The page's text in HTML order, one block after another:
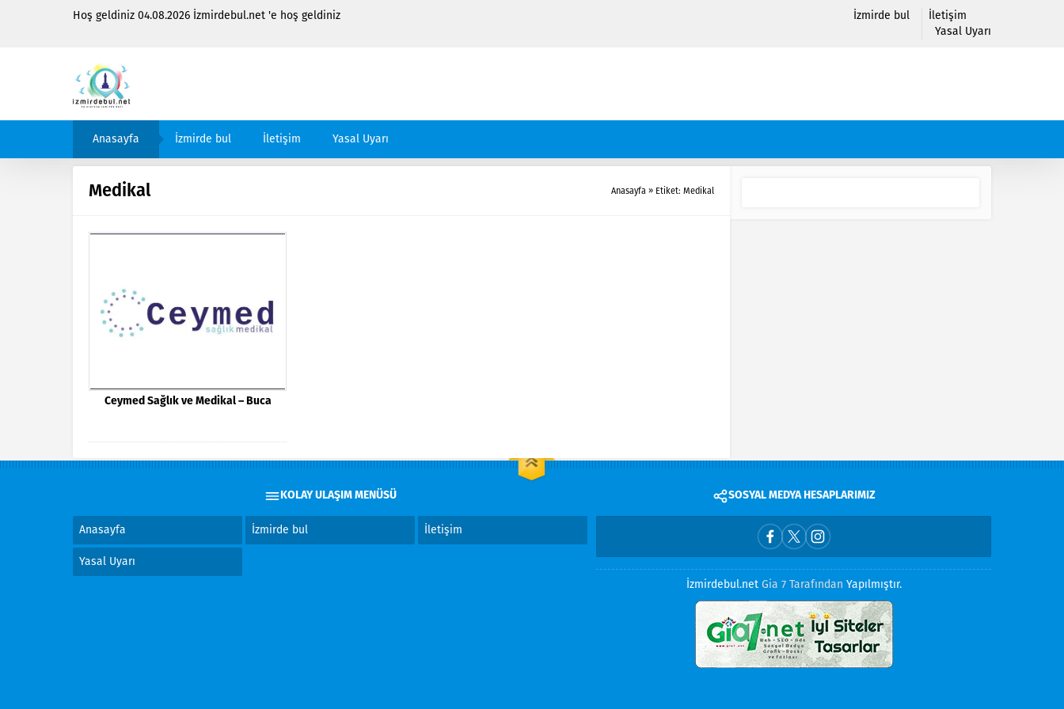
Hoş geldiniz 04.08.2026 İzmirdebul.net 'e hoş geldiniz İzmirde bul
İletişim
Yasal Uyarı
Anasayfa İzmirde bul İletişim Yasal Uyarı
Medikal Anasayfa » Etiket: Medikal
Ceymed Sağlık ve Medikal – Buca
KOLAY ULAŞIM MENÜSÜ
Anasayfa İzmirde bul İletişim
Yasal Uyarı
SOSYAL MEDYA HESAPLARIMIZ
İzmirdebul.net Gia 7 Tarafından Yapılmıştır.